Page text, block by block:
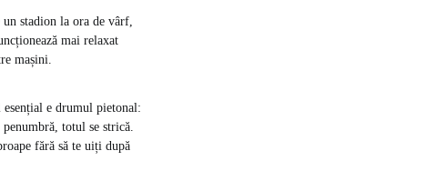
un stadion la ora de vârf,
mai relaxat
mașini.
e drumul pietonal:
totul se strică.
fără să te uiți după